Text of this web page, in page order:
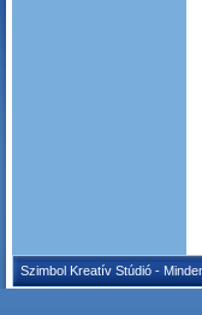
Szimbol Kreatív Stúdió -